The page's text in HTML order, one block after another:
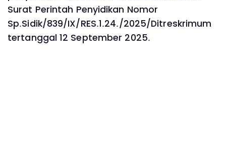
Surat Perintah Penyidikan Nomor
Sp.Sidik/839/IX/RES.1.24./2025/Ditreskrimum
tertanggal 12 September 2025.